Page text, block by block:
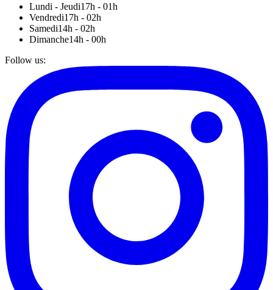
Lundi - Jeudi17h - 01h
Vendredi17h - 02h
Samedi14h - 02h
Dimanche14h - 00h
Follow us: